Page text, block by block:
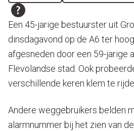
Een 45-jarige bestuurster uit
dinsdagavond op de A6 ter
afgesneden door een 59-jarige
Flevolandse stad. Ook
verschillende keren klem te
Andere weggebruikers belden
alarmnummer bij het zien van